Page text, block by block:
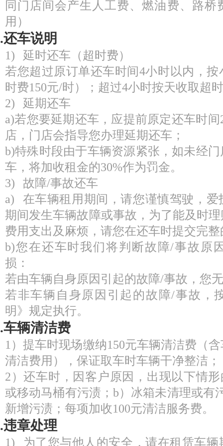
同门店间会产生人工费、燃油费、路桥
用）
还车说明
1) 延时还车（超时费）
若您超过原订单还车时间4小时以内，
时费150元/时）；超过4小时按天收取超
2) 延期还车
a)若您要延期还车，应提前原定还车时
店，门店会指导您办理延期还车；
b)特殊时段由于车辆资源紧张，如未经
车，将加收租金的30%作为罚金。
3) 故障/事故还车
a) 在车辆租用期间，请您谨慎驾驶，爱
期间发生车辆故障或事故，为了能及时
费用支出及麻烦，请您在还车时提交完
b)您在还车时我们将判断故障/事故原
损：
若由车辆自身原因引起的故障/事故，您
若非车辆自身原因引起的故障/事故，
明》规定执行。
车辆清洁费
1）提车时现场缴纳150元车辆清洁费（
清洁费用），保证取车时车辆干净整洁；
2）还车时，因客户原因，出现以下情
或移动马桶有污渍；b）冰箱未清理或有
新增污渍；每项加收100元清洁服务费。
违章处理
1) 为了您与他人的安全，请在租赁车辆